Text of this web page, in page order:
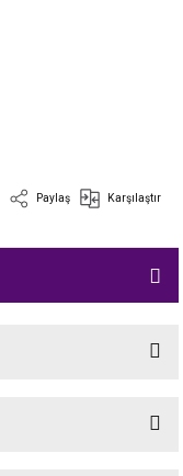
Paylaş Karşılaştır